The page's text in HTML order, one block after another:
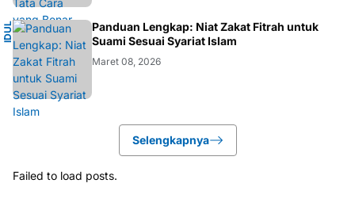
I
D
U
L
F
I
T
RI
Panduan Lengkap: Niat Zakat Fitrah untuk
Suami Sesuai Syariat Islam
Maret 08, 2026
Selengkapnya
Failed to load posts.